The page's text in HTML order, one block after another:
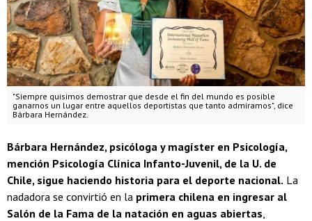
"Siempre quisimos demostrar que desde el fin del mundo es posible
ganarnos un lugar entre aquellos deportistas que tanto admiramos", dice
Bárbara Hernández.
Bárbara Hernández, psicóloga y magíster en Psicología,
mención Psicología Clínica Infanto-Juvenil, de la U. de
Chile, sigue haciendo historia para el deporte nacional. La
nadadora se convirtió en la primera chilena en ingresar al
Salón de la Fama de la natación en aguas abiertas